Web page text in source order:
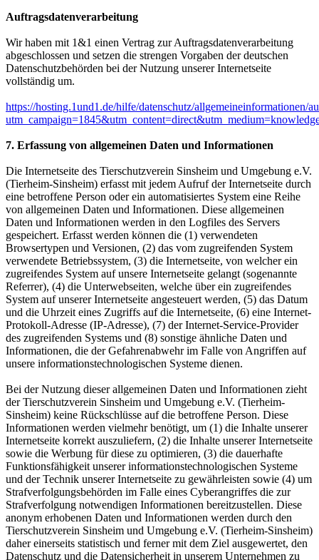
Auftragsdatenverarbeitung
Wir haben mit 1&1 einen Vertrag zur Auftragsdatenverarbeitung
abgeschlossen und setzen die strengen Vorgaben der deutschen
Datenschutzbehörden bei der Nutzung unserer Internetseite
vollständig um.
https://hosting.1und1.de/hilfe/datenschutz/allgemeineinformationen/
7. Erfassung von allgemeinen Daten und Informationen
Die Internetseite des Tierschutzverein Sinsheim und Umgebung e.V.
(Tierheim-Sinsheim) erfasst mit jedem Aufruf der Internetseite durch
eine betroffene Person oder ein automatisiertes System eine Reihe
von allgemeinen Daten und Informationen. Diese allgemeinen
Daten und Informationen werden in den Logfiles des Servers
gespeichert. Erfasst werden können die (1) verwendeten
Browsertypen und Versionen, (2) das vom zugreifenden System
verwendete Betriebssystem, (3) die Internetseite, von welcher ein
zugreifendes System auf unsere Internetseite gelangt (sogenannte
Referrer), (4) die Unterwebseiten, welche über ein zugreifendes
System auf unserer Internetseite angesteuert werden, (5) das Datum
und die Uhrzeit eines Zugriffs auf die Internetseite, (6) eine Internet-
Protokoll-Adresse (IP-Adresse), (7) der Internet-Service-Provider
des zugreifenden Systems und (8) sonstige ähnliche Daten und
Informationen, die der Gefahrenabwehr im Falle von Angriffen auf
unsere informationstechnologischen Systeme dienen.
Bei der Nutzung dieser allgemeinen Daten und Informationen zieht
der Tierschutzverein Sinsheim und Umgebung e.V. (Tierheim-
Sinsheim) keine Rückschlüsse auf die betroffene Person. Diese
Informationen werden vielmehr benötigt, um (1) die Inhalte unserer
Internetseite korrekt auszuliefern, (2) die Inhalte unserer Internetseite
sowie die Werbung für diese zu optimieren, (3) die dauerhafte
Funktionsfähigkeit unserer informationstechnologischen Systeme
und der Technik unserer Internetseite zu gewährleisten sowie (4) um
Strafverfolgungsbehörden im Falle eines Cyberangriffes die zur
Strafverfolgung notwendigen Informationen bereitzustellen. Diese
anonym erhobenen Daten und Informationen werden durch den
Tierschutzverein Sinsheim und Umgebung e.V. (Tierheim-Sinsheim)
daher einerseits statistisch und ferner mit dem Ziel ausgewertet, den
Datenschutz und die Datensicherheit in unserem Unternehmen zu